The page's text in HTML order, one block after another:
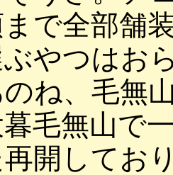
で全部舗
やつはお
ね、毛無
毛無山で
開してお